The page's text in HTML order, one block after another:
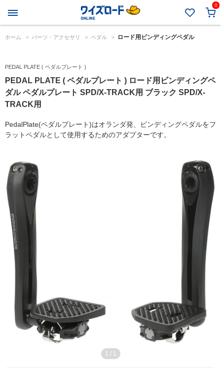
0
ホーム > パーツ・アクセサリ > ペダル > ロード用ビンディングペダル
PEDAL PLATE ( ペダルプレート )
PEDAL PLATE ( ペダルプレート ) ロード用ビンディングペ
ダル ペダルプレート SPD/X-TRACK用 ブラック SPD/X-
TRACK用
PedalPlate(ペダルプレート)はオランダ発、ビンディングペダルをフ
ラットペダルとして使用するためのアダプターです。
1 / 1